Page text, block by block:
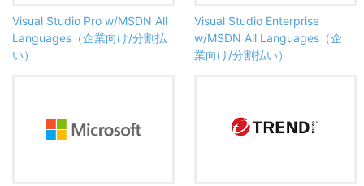
Visual Studio Pro w/MSDN All
Languages（企業向け/分割払
い）
Visual Studio Enterprise
w/MSDN All Languages（企
業向け/分割払い）